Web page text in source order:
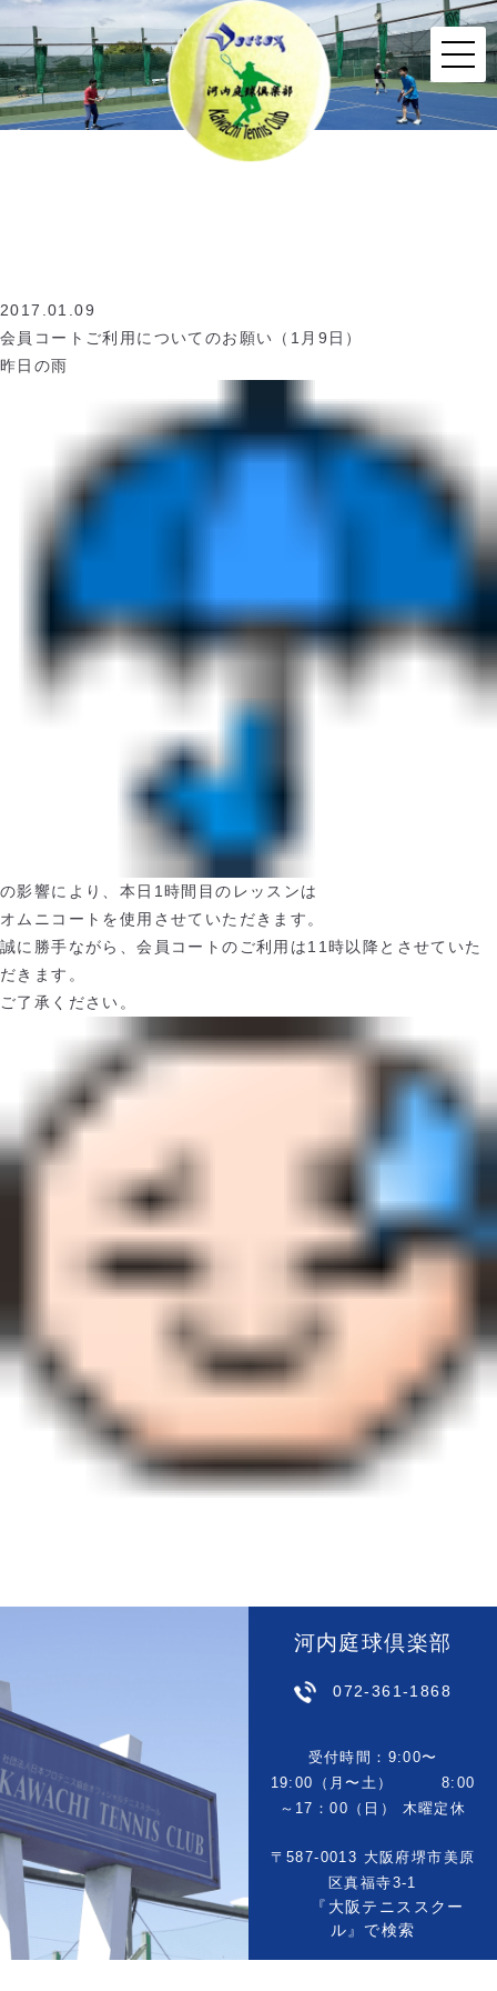
2017.01.09
会員コートご利用についてのお願い（1月9日）
昨日の雨
の影響により、本日1時間目のレッスンは
オムニコートを使用させていただきます。
誠に勝手ながら、会員コートのご利用は11時以降とさせていた
だきます。
ご了承ください。
河内庭球倶楽部
072-361-1868
受付時間：9:00〜
19:00（月〜土） 8:00
～17：00（日） 木曜定休
〒587-0013 大阪府堺市美原
区真福寺3-1
『大阪テニススクー
ル』で検索